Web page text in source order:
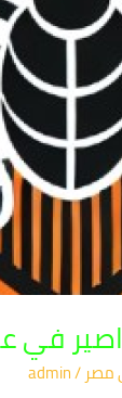
| شركة
مصر /
admin